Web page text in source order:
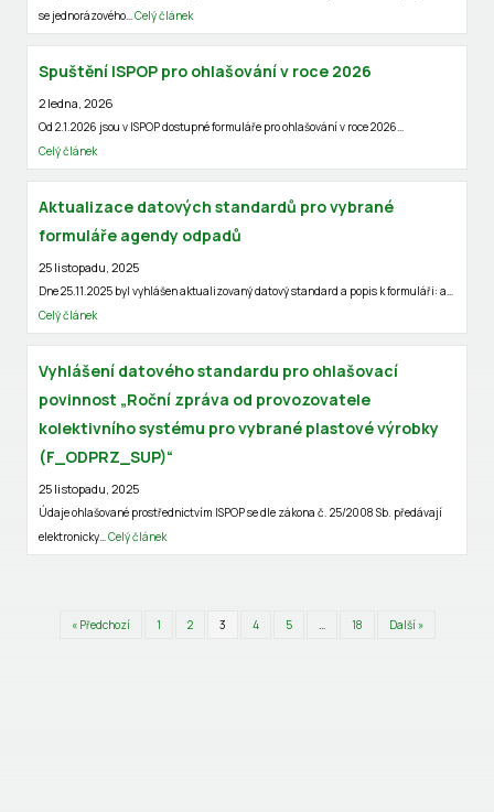
se jednorázového… Celý článek
Spuštění ISPOP pro ohlašování v roce 2026
2 ledna, 2026
Od 2.1.2026 jsou v ISPOP dostupné formuláře pro ohlašování v roce 2026…
Celý článek
Aktualizace datových standardů pro vybrané
formuláře agendy odpadů
25 listopadu, 2025
Dne 25.11.2025 byl vyhlášen aktualizovaný datový standard a popis k formuláři: a…
Celý článek
Vyhlášení datového standardu pro ohlašovací
povinnost „Roční zpráva od provozovatele
kolektivního systému pro vybrané plastové výrobky
(F_ODPRZ_SUP)“
25 listopadu, 2025
Údaje ohlašované prostřednictvím ISPOP se dle zákona č. 25/2008 Sb. předávají
elektronicky… Celý článek
« Předchozí 1 2 3 4 5 18 Další »